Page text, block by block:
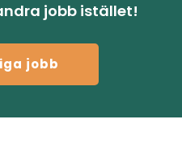
jobb istället!
jobb